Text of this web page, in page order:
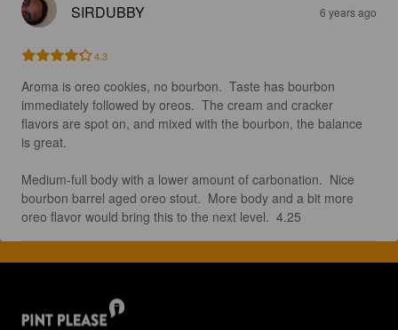
SIRDUBBY 6 years ago
4.3
Aroma is oreo cookies, no bourbon.  Taste has bourbon
immediately followed by oreos.  The cream and cracker
flavors are spot on, and mixed with the bourbon, the balance
is great.
Medium-full body with a lower amount of carbonation.  Nice
bourbon barrel aged oreo stout.  More body and a bit more
oreo flavor would bring this to the next level.  4.25